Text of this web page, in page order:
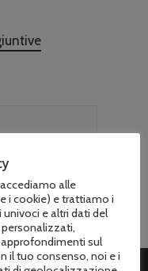
alle
i cookie) e trattiamo i
e altri dati del
sul
il tuo consenso, noi e i